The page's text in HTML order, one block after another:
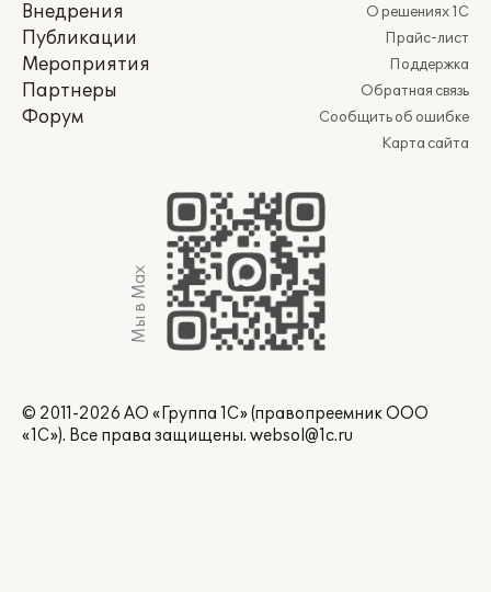
Внедрения
Публикации
Мероприятия
Партнеры
Форум
О решениях 1С
Прайс-лист
Поддержка
Обратная связь
Сообщить об ошибке
Карта сайта
Мы в Max
© 2011-2026 АО «Группа 1С» (правопреемник ООО
«1С»). Все права защищены. websol@1c.ru